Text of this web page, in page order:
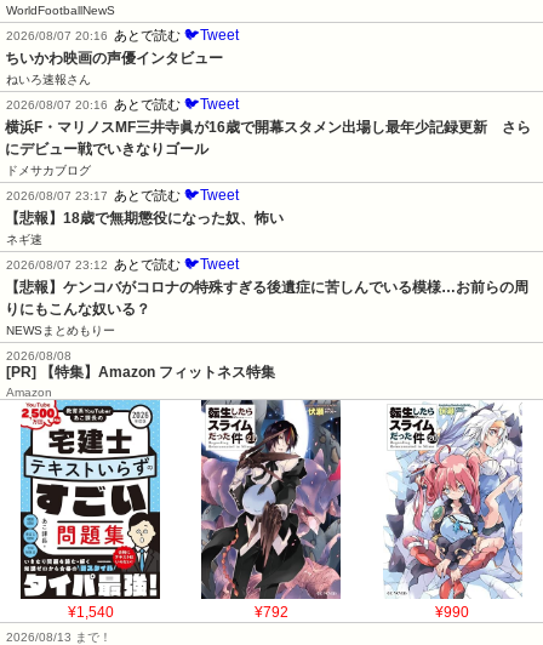
WorldFootballNewS
2026/08/07 20:16
あとで読む 🐦Tweet
ちいかわ映画の声優インタビュー
ねいろ速報さん
2026/08/07 20:16
あとで読む 🐦Tweet
横浜F・マリノスMF三井寺眞が16歳で開幕スタメン出場し最年少記録更新　さら
にデビュー戦でいきなりゴール
ドメサカブログ
2026/08/07 23:17
あとで読む 🐦Tweet
【悲報】18歳で無期懲役になった奴、怖い
ネギ速
2026/08/07 23:12
あとで読む 🐦Tweet
【悲報】ケンコバがコロナの特殊すぎる後遺症に苦しんでいる模様…お前らの周
りにもこんな奴いる？
NEWSまとめもりー
2026/08/08
[PR] 【特集】Amazon フィットネス特集
Amazon
¥1,540 ¥792 ¥990
2026/08/13 まで！